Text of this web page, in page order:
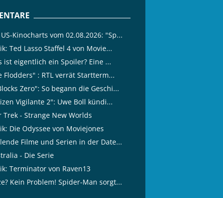
Kinocharts vom 02.08.2026: "Sp...
Ted Lasso Staffel 4 von Movie...
ist eigentlich ein Spoiler? Eine ...
Flodders" : RTL verrät Startterm...
Zero": So begann die Geschi...
Vigilante 2": Uwe Boll kündi...
Trek - Strange New Worlds
Die Odyssee von Moviejones
Filme und Serien in der Date...
- Die Serie
Terminator von Raven13
Kein Problem! Spider-Man sorgt...